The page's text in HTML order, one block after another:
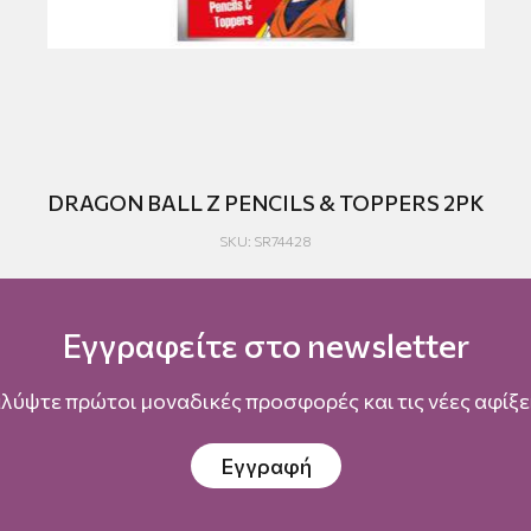
DRAGON BALL Z PENCILS & TOPPERS 2PK
SKU: SR74428
Εγγραφείτε στο newsletter
πρώτοι μοναδικές προσφορές και τις νέες
Εγγραφή